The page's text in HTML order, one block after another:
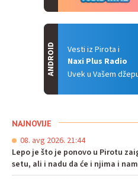
Vesti iz Pirota i
Naxi Plus Radio
Uvek u Vašem
ANDROID
NAJNOVIJE
08. avg 2026. 21:44
Lepo je što je ponovo u Pirotu
setu, ali i nadu da će i njima i